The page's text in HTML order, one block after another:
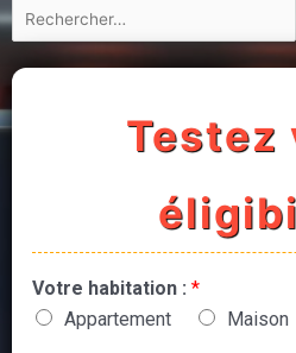
Testez
Votre habitation : *
Appartement
Maison